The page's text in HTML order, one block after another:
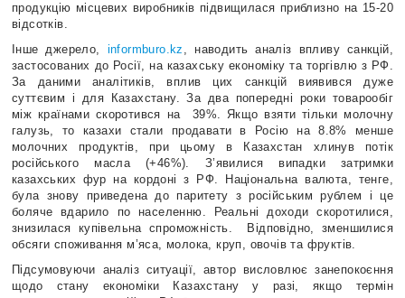
продукцію місцевих виробників підвищилася приблизно на 15-20
відсотків.
Інше джерело,
informburo.kz , наводить аналіз впливу санкцій,
застосованих до Росії, на казахську економіку та торгівлю з РФ.
За даними аналітиків, вплив цих санкцій виявився дуже
суттєвим і для Казахстану. За два попередні роки товарообіг
між країнами скоротився на 39%. Якщо взяти тільки молочну
галузь, то казахи стали продавати в Росію на 8.8% менше
молочних продуктів, при цьому в Казахстан хлинув потік
російського масла (+46%). З’явилися випадки затримки
казахських фур на кордоні з РФ. Національна валюта, тенге,
була знову приведена до паритету з російським рублем і це
боляче вдарило по населенню. Реальні доходи скоротилися,
знизилася купівельна спроможність. Відповідно, зменшилися
обсяги споживання м’яса, молока, круп, овочів та фруктів.
Підсумовуючи аналіз ситуації, автор висловлює занепокоєння
щодо стану економіки Казахстану у разі, якщо термін